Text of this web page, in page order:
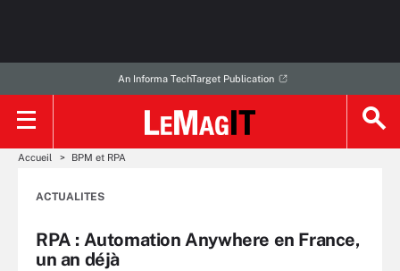
An Informa TechTarget Publication
Accueil BPM et RPA
ACTUALITES
RPA : Automation Anywhere en France,
un an déjà